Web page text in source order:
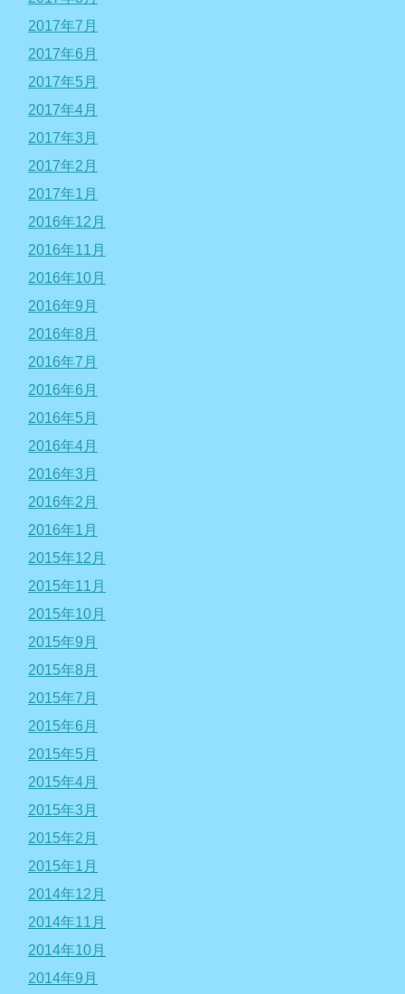
2017年7月
2017年6月
2017年5月
2017年4月
2017年3月
2017年2月
2017年1月
2016年12月
2016年11月
2016年10月
2016年9月
2016年8月
2016年7月
2016年6月
2016年5月
2016年4月
2016年3月
2016年2月
2016年1月
2015年12月
2015年11月
2015年10月
2015年9月
2015年8月
2015年7月
2015年6月
2015年5月
2015年4月
2015年3月
2015年2月
2015年1月
2014年12月
2014年11月
2014年10月
2014年9月